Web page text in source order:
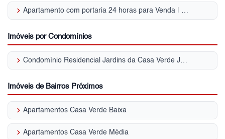
keyboard_arrow_right Apartamento com portaria 24 horas para Venda | Jardim das Laranjeiras
Imóveis por Condomínios
keyboard_arrow_right Condomínio Residencial Jardins da Casa Verde Jardim das Laranjeiras
Imóveis de Bairros Próximos
keyboard_arrow_right Apartamentos Casa Verde Baixa
keyboard_arrow_right Apartamentos Casa Verde Média